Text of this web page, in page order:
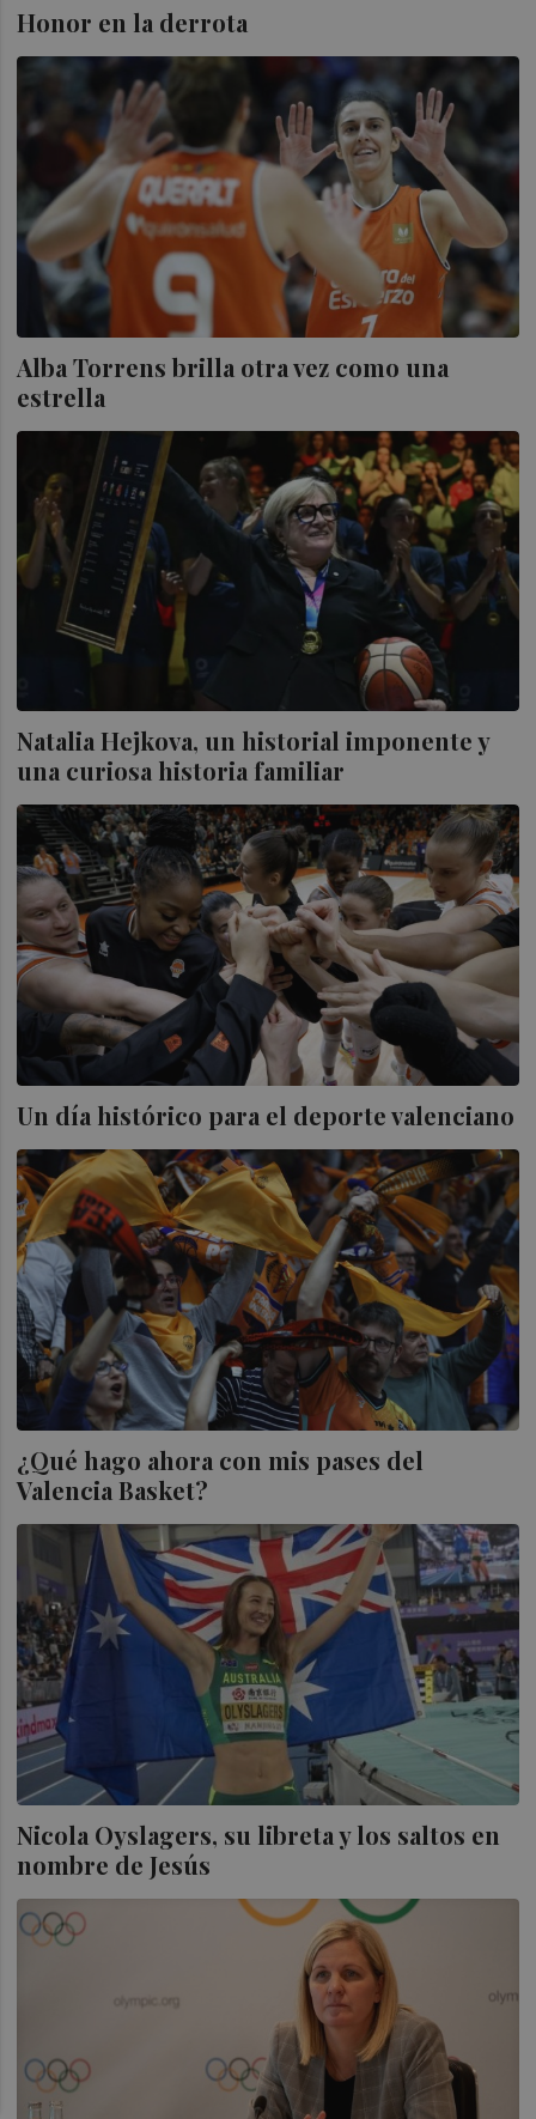
Honor en la derrota
Alba Torrens brilla otra vez como una
estrella
Natalia Hejkova, un historial imponente y
una curiosa historia familiar
Un día histórico para el deporte valenciano
¿Qué hago ahora con mis pases del
Valencia Basket?
Nicola Oyslagers, su libreta y los saltos en
nombre de Jesús